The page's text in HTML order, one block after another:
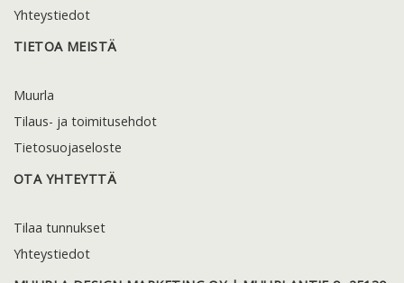
Yhteystiedot
TIETOA MEISTÄ
Muurla
Tilaus- ja toimitusehdot
Tietosuojaseloste
OTA YHTEYTTÄ
Tilaa tunnukset
Yhteystiedot